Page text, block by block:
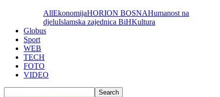
AllEkonomijaHORION BOSNAHumanost na
djeluIslamska zajednica BiHKultura
Globus
Sport
WEB
TECH
FOTO
VIDEO